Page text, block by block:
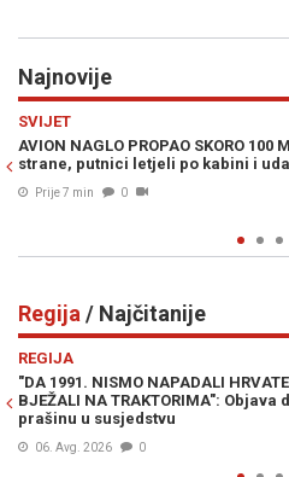
Najnovije
Vrisci i krv na sve
o plafon (VIDEO)
"BUDALI NE
Ruske
Regija / Najčitanije
TENKOVIMA, 1995. NE BISMO
državljanina Srbije podigla